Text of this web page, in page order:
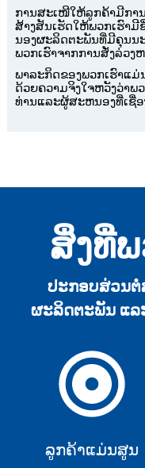
ການສະເໜີໃຫ້ລູກຄ້າມີກາ
ສ້າງສັນເຮັດໃຫ້ພວກເຮົາ
ນອງຜະລິດຕະພັນທີ່ມີຄຸນນ
ພວກເຮົາຈາກການສັ່ງລ່ວງ
ພາລະກິດຂອງພວກເຮົາແມ່
ດ້ວຍຄວາມຈິງໃຈຫວັງວ່າພ
ທ່ານແລະຜູ້ສະຫນອງທີ່ເຊື່ອ
ສິ່ງທີ່ພ
ປະກອບສ່ວນ
ຜະລິດຕະພັນ ແລ
ລູກຄ້າແມ່ນສູນ